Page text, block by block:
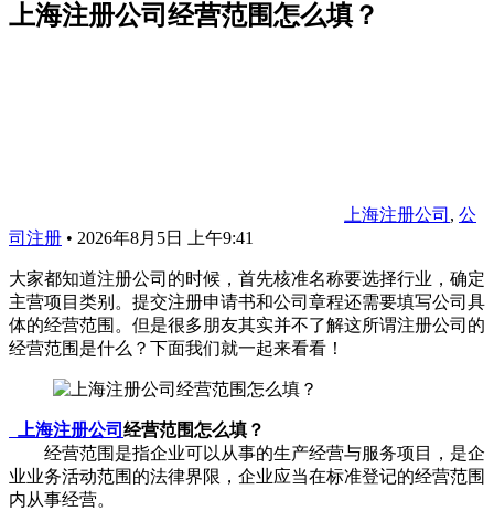
上海注册公司经营范围怎么填？
上海注册公司 , 公
司注册 • 2026年8月5日 上午9:41
大家都知道注册公司的时候，首先核准名称要选择行业，确定
主营项目类别。提交注册申请书和公司章程还需要填写公司具
体的经营范围。但是很多朋友其实并不了解这所谓注册公司的
经营范围是什么？下面我们就一起来看看！
上海注册公司 经营范围怎么填？
经营范围是指企业可以从事的生产经营与服务项目，是企
业业务活动范围的法律界限，企业应当在标准登记的经营范围
内从事经营。